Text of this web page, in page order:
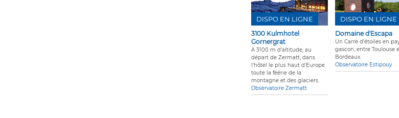
3100 Kulmhotel
Gornergrat
A 3100 m d'altitude, au
départ de Zermatt, dans
l'hôtel le plus haut d'Europe
toute la féérie de la
montagne et des glaciers.
Observatoire Zermatt
DISPO EN LIGNE
Domaine d'Escapa
Un Carré d'étoiles en
gascon, entre Toulouse
Bordeaux.
Observatoire Estipouy
DISPO EN LIGNE